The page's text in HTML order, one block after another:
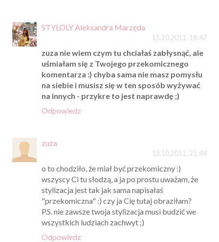
STYLOLY Aleksandra Marzęda
15.10.2011, 18:47
zuza nie wiem czym tu chciałaś zabłysnąć, ale
uśmiałam się z Twojego przekomicznego
komentarza :) chyba sama nie masz pomysłu
na siebie i musisz się w ten sposób wyżywać
na innych - przykre to jest naprawdę ;)
Odpowiedz
zuza
15.10.2011, 21:44
o to chodziło, że miał być przekomiczny :)
wszyscy Ci tu słodzą, a ja po prostu uważam, że
stylizacja jest tak jak sama napisałaś
"przekomiczna" :) czy ja Cię tutaj obraziłam?
P.S. nie zawsze twoja stylizacja musi budzić we
wszystkich ludziach zachwyt ;)
Odpowiedz